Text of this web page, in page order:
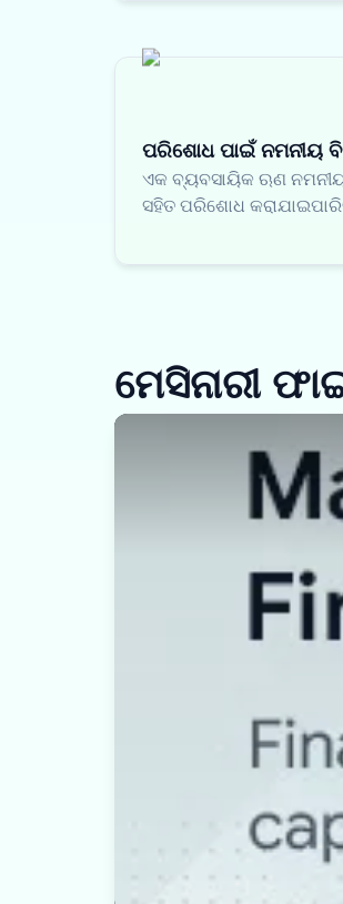
ପରିଶୋଧ ପାଇଁ ନମନୀୟ
ଏକ ବ୍ୟବସାୟିକ ଋଣ
ସହିତ ପରିଶୋଧ
ମେସିନାରୀ